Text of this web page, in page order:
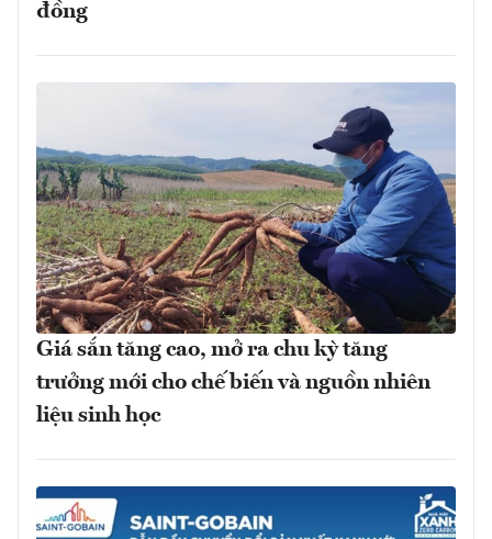
đồng
Giá sắn tăng cao, mở ra chu kỳ tăng
trưởng mới cho chế biến và nguồn nhiên
liệu sinh học